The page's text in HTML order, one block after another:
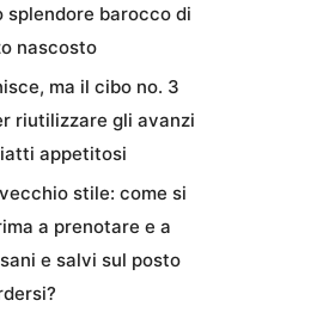
splendore barocco di
nascosto
ma il cibo no. 3
riutilizzare gli avanzi
appetitosi
stile: come si
a prenotare e a
e salvi sul posto